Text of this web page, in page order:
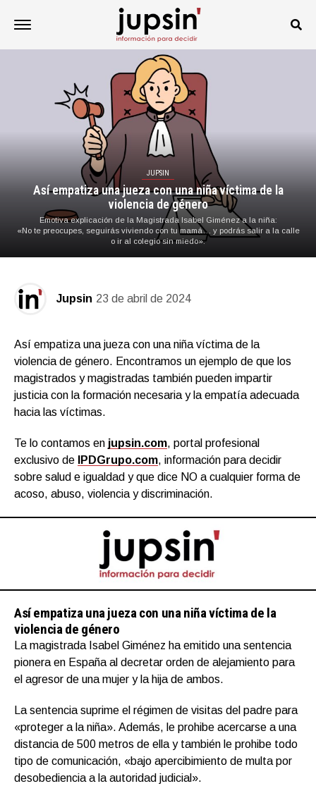
JUPSIN
Así empatiza una jueza con una niña víctima de la
violencia de género
Emotiva explicación de la Magistrada Isabel Giménez a la niña:
«No te preocupes, seguirás viviendo con tu mamá… y podrás salir a la calle
o ir al colegio sin miedo».
Jupsin 23 de abril de 2024
Así empatiza una jueza con una niña víctima de la
violencia de género. Encontramos un ejemplo de que los
magistrados y magistradas también pueden impartir
justicia con la formación necesaria y la empatía adecuada
hacia las víctimas.
Te lo contamos en jupsin.com, portal profesional
exclusivo de
IPDGrupo.com, información para decidir
sobre salud e igualdad y que dice NO a cualquier forma de
acoso, abuso, violencia y discriminación.
Así empatiza una jueza con una niña víctima de la
violencia de género
La magistrada Isabel Giménez ha emitido una sentencia
pionera en España al decretar orden de alejamiento para
el agresor de una mujer y la hija de ambos.
La sentencia suprime el régimen de visitas del padre para
«proteger a la niña». Además, le prohibe acercarse a una
distancia de 500 metros de ella y también le prohibe todo
tipo de comunicación, «bajo apercibimiento de multa por
desobediencia a la autoridad judicial».